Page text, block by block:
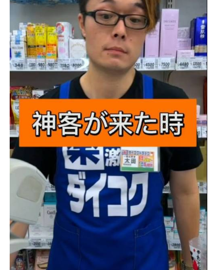
企業ITのトレンドを詳説
経営リーダーのコミュニティ
マーケ×ITの今がよく分かる
ITエンジニア向け専門サイト
企業向けIT製品の総合サイト
IT製品の技術・比較・事例
製造業のIT導入・活用を支援
モノづくり技術者専門サイト
エレクトロニクス専門サイト
電子設計の基本と応用
エネルギーの専門メディア
建設×テクノロジーの最前線
ちょっと気になるネットの話題